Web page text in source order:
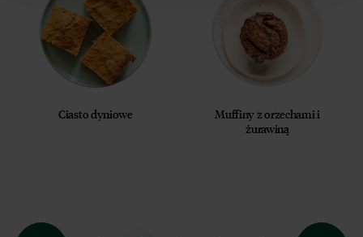
Ciasto dyniowe
Muffiny z orzechami i
żurawiną